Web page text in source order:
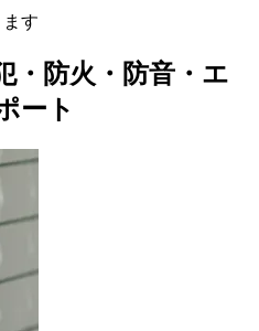
す
・防火・防音・エ
ート